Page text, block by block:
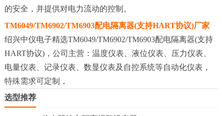
的安全，并提供对电力流动的控制。
TM6049/TM6902/TM6903配电隔离器(支持HART协议)厂家
绍兴中仪电子精选TM6049/TM6902/TM6903配电隔离器(支持
HART协议)，公司主营：温度仪表、液位仪表、压力仪表、
电量仪表、记录仪表、数显仪表及自控系统等自动化仪表，
特殊需求可定制，
选型推荐